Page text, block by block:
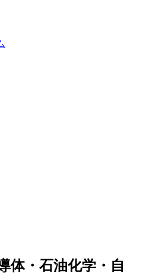
体・石油化学・自